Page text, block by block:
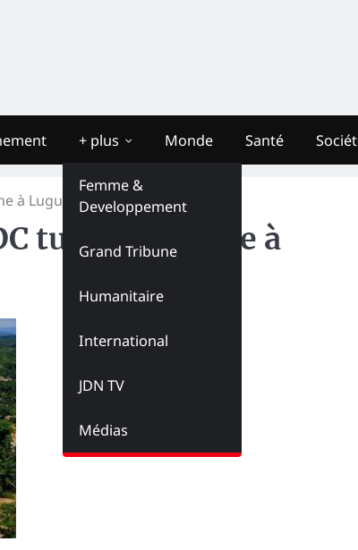
+ plus
Femme &
Developpement
Grand Tribune
Humanitaire
International
JDN TV
Médias
Monde Santé
à Lugushwa par balles
tue un homme à